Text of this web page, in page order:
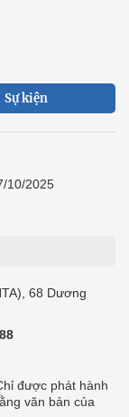
Sự kiện
10/2025
68 Dương
được phát hành
văn bản của